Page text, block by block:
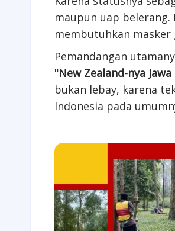
maupun uap belerang.
membutuhkan
Pemandangan
"New Zealand-nya
bukan lebay, karena
Indonesia pada